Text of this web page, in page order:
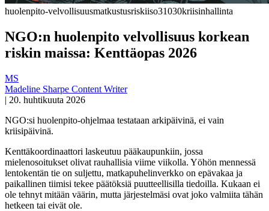
huolenpito-velvollisuusmatkustusriskiiso31030kriisinhallinta
NGO:n huolenpito velvollisuus korkean
riskin maissa: Kenttäopas 2026
MS
Madeline Sharpe Content Writer
| 20. huhtikuuta 2026
NGO:si huolenpito-ohjelmaa testataan arkipäivinä, ei vain
kriisipäivinä.
Kenttäkoordinaattori laskeutuu pääkaupunkiin, jossa
mielenosoitukset olivat rauhallisia viime viikolla. Yöhön mennessä
lentokentän tie on suljettu, matkapuhelinverkko on epävakaa ja
paikallinen tiimisi tekee päätöksiä puutteellisilla tiedoilla. Kukaan ei
ole tehnyt mitään väärin, mutta järjestelmäsi ovat joko valmiita tähän
hetkeen tai eivät ole.